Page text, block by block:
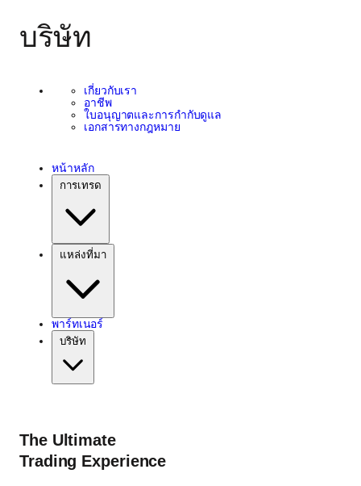
บริษัท
เกี่ยวกับเรา
อาชีพ
ใบอนุญาตและการกำกับดูแล
เอกสารทางกฎหมาย
หน้าหลัก
การเทรด
แหล่งที่มา
พาร์ทเนอร์
บริษัท
The Ultimate
Trading Experience